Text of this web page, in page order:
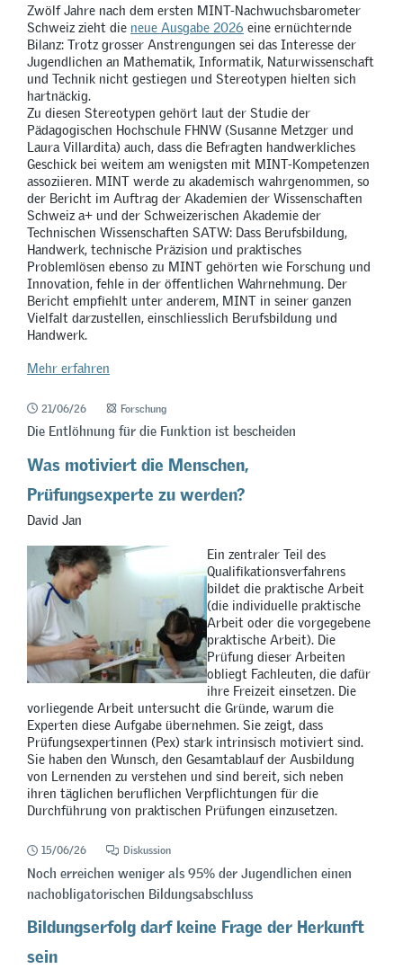
Zwölf Jahre nach dem ersten MINT-Nachwuchsbarometer
Schweiz zieht die neue Ausgabe 2026 eine ernüchternde
Bilanz: Trotz grosser Anstrengungen sei das Interesse der
Jugendlichen an Mathematik, Informatik, Naturwissenschaft
und Technik nicht gestiegen und Stereotypen hielten sich
hartnäckig.
Zu diesen Stereotypen gehört laut der Studie der
Pädagogischen Hochschule FHNW (Susanne Metzger und
Laura Villardita) auch, dass die Befragten handwerkliches
Geschick bei weitem am wenigsten mit MINT-Kompetenzen
assoziieren. MINT werde zu akademisch wahrgenommen, so
der Bericht im Auftrag der Akademien der Wissenschaften
Schweiz a+ und der Schweizerischen Akademie der
Technischen Wissenschaften SATW: Dass Berufsbildung,
Handwerk, technische Präzision und praktisches
Problemlösen ebenso zu MINT gehörten wie Forschung und
Innovation, fehle in der öffentlichen Wahrnehmung. Der
Bericht empfiehlt unter anderem, MINT in seiner ganzen
Vielfalt darzustellen, einschliesslich Berufsbildung und
Handwerk.
Mehr erfahren
21/06/26 Forschung
Die Entlöhnung für die Funktion ist bescheiden
Was motiviert die Menschen,
Prüfungsexperte zu werden?
David Jan
Ein zentraler Teil des
Qualifikationsverfahrens
bildet die praktische Arbeit
(die individuelle praktische
Arbeit oder die vorgegebene
praktische Arbeit). Die
Prüfung dieser Arbeiten
obliegt Fachleuten, die dafür
ihre Freizeit einsetzen. Die
vorliegende Arbeit untersucht die Gründe, warum die
Experten diese Aufgabe übernehmen. Sie zeigt, dass
Prüfungsexpertinnen (Pex) stark intrinsisch motiviert sind.
Sie haben den Wunsch, den Gesamtablauf der Ausbildung
von Lernenden zu verstehen und sind bereit, sich neben
ihren täglichen beruflichen Verpflichtungen für die
Durchführung von praktischen Prüfungen einzusetzen.
15/06/26 Diskussion
Noch erreichen weniger als 95% der Jugendlichen einen
nachobligatorischen Bildungsabschluss
Bildungserfolg darf keine Frage der Herkunft
sein